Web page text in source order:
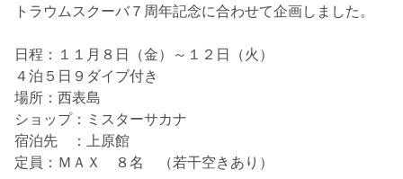
トラウムスクーバ７周年記念に合わせて企画しました。
日程：１１月８日（金）～１２日（火）
４泊５日９ダイブ付き
場所：西表島
ショップ：ミスターサカナ
宿泊先 ：上原館
定員：ＭＡＸ ８名 （若干空きあり）